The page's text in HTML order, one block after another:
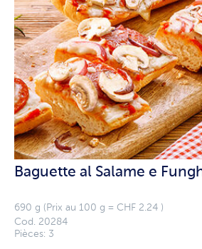
Baguette al Salame e
690 g (Prix au 100 g = CHF 2.24 )
Cod. 20284
Pièces: 3